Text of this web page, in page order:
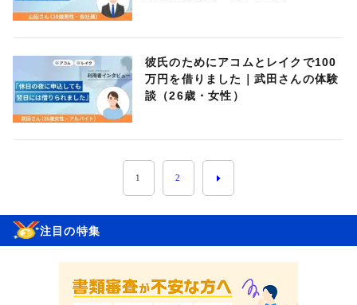
彼氏のためにアコムとレイクで100
万円を借りました｜武田さんの体験
談（26歳・女性）
1 2
注目の特集